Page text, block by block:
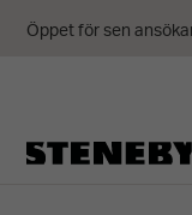
Öppet för sen